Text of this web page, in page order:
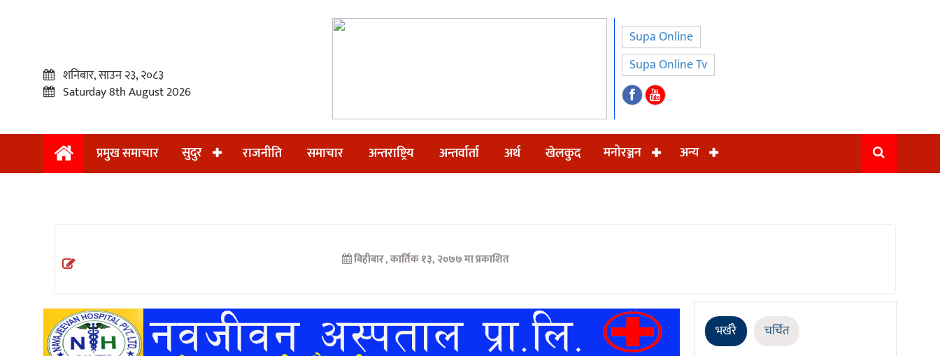
प्रमुख
अन्तराष्ट्रिय
अन्तर्वार्ता
शनिबार, साउन २३, २०८३
Saturday 8th August 2026
Supa Online
Supa Online Tv
प्रमुख समाचार सुदुर राजनीति समाचार अन्तराष्ट्रिय अन्तर्वार्ता अर्थ खेलकुद मनोरञ्जन अन्य
बिहीबार , कार्तिक १३, २०७७ मा प्रकाशित
भर्खरै चर्चित